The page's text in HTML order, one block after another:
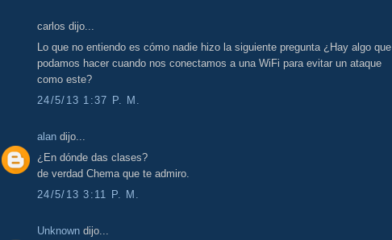
carlos dijo...
Lo que no entiendo es cómo nadie hizo la siguiente pregunta ¿Hay algo que
podamos hacer cuando nos conectamos a una WiFi para evitar un ataque
como este?
24/5/13 1:37 P. M.
alan dijo...
¿En dónde das clases?
de verdad Chema que te admiro.
24/5/13 3:11 P. M.
Unknown dijo...